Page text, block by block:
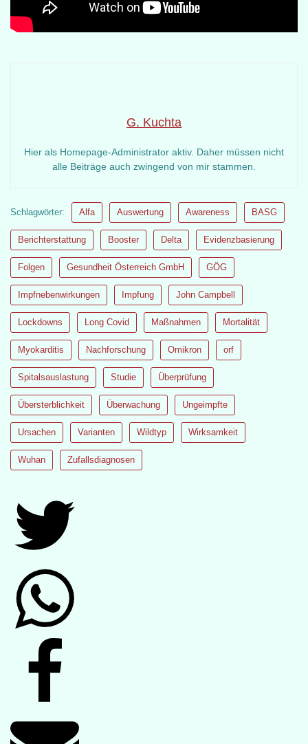
G. Kuchta
Hier als Homepage-Administrator aktiv. Daher müssen nicht
alle Beiträge auch zwingend von mir stammen.
Schlagwörter: Alfa Auswertung Awareness BASG
Berichterstattung Booster Delta Evidenzbasierung
Folgen Gesundheit Österreich GmbH GÖG
Impfnebenwirkungen Impfung John Campbell
Lockdowns Long Covid Maßnahmen Mortalität
Myokarditis Nachforschung Omikron orf
Spitalsauslastung Studie Überprüfung
Übersterblichkeit Überwachung Ungeimpfte
Ursachen Varianten Wildtyp Wirksamkeit
Wuhan Zufallsdiagnosen